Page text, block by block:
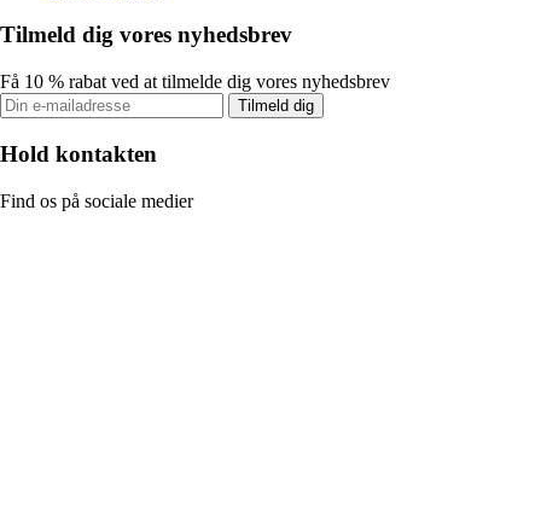
Tilmeld dig vores nyhedsbrev
Få 10 % rabat ved at tilmelde dig vores nyhedsbrev
Tilmeld dig
Hold kontakten
Find os på sociale medier